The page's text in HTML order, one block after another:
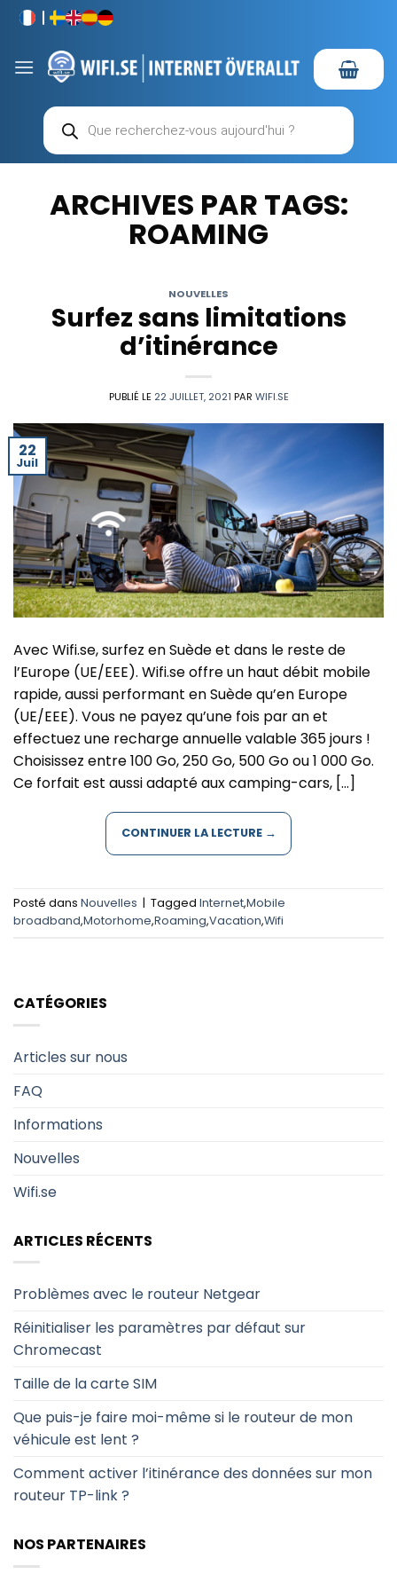
Passer
contenu
Recherche
de
produits
ARCHIVES PAR TAGS:
ROAMING
NOUVELLES
Surfez sans limitations
d’itinérance
PUBLIÉ LE 22 JUILLET, 2021 PAR WIFI.SE
22
Juil
Avec Wifi.se, surfez en Suède et dans le reste de
l’Europe (UE/EEE). Wifi.se offre un haut débit mobile
rapide, aussi performant en Suède qu’en Europe
(UE/EEE). Vous ne payez qu’une fois par an et
effectuez une recharge annuelle valable 365 jours !
Choisissez entre 100 Go, 250 Go, 500 Go ou 1 000 Go.
Ce forfait est aussi adapté aux camping-cars, […]
CONTINUER LA LECTURE →
Posté dans Nouvelles Tagged Internet,Mobile
broadband,Motorhome,Roaming,Vacation,Wifi
CATÉGORIES
Articles sur nous
FAQ
Informations
Nouvelles
Wifi.se
ARTICLES RÉCENTS
Problèmes avec le routeur Netgear
Réinitialiser les paramètres par défaut sur
Chromecast
Taille de la carte SIM
Que puis-je faire moi-même si le routeur de mon
véhicule est lent ?
Comment activer l’itinérance des données sur mon
routeur TP-link ?
NOS PARTENAIRES